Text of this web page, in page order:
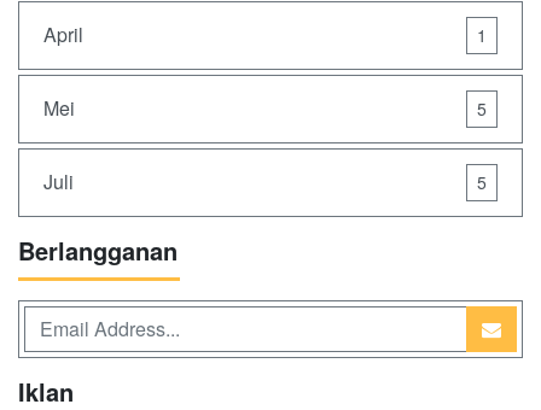
April 1
Mei 5
Juli 5
Berlangganan
Iklan